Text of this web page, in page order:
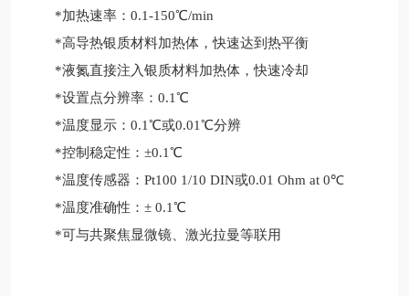
*加热速率：0.1-150℃/min
*高导热银质材料加热体，快速达到热平衡
*液氮直接注入银质材料加热体，快速冷却
*设置点分辨率：0.1℃
*温度显示：0.1℃或0.01℃分辨
*控制稳定性：±0.1℃
*温度传感器：Pt100 1/10 DIN或0.01 Ohm at 0℃
*温度准确性：± 0.1℃
*可与共聚焦显微镜、激光拉曼等联用